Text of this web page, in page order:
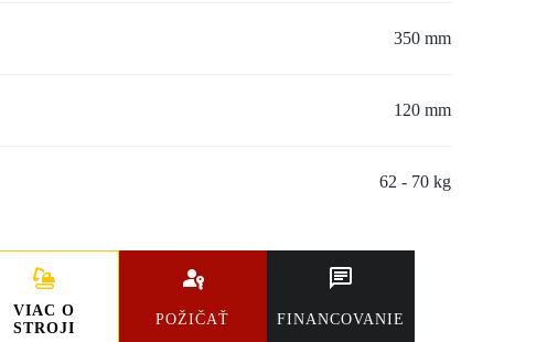
350 mm
120 mm
62 - 70 kg
VIAC O
STROJI
POŽIČAŤ FINANCOVANIE